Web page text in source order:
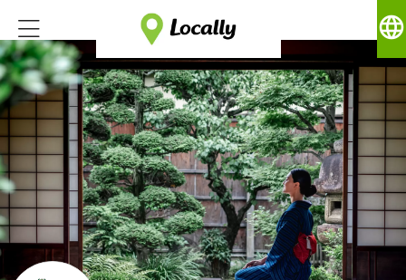
language